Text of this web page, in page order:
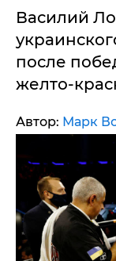
Василий
после
желто-
Автор: Марк